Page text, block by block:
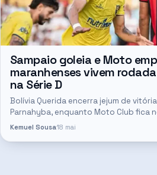
Sampaio goleia e Moto
maranhenses vivem
na Série D
Bolívia Querida encerra jejum de
Parnahyba, enquanto Moto Club fica
IAPE
Kemuel Sousa18 mai